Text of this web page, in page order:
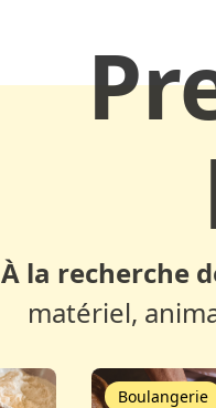
À la recherche
matériel,
Boulangerie